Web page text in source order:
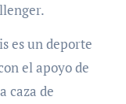
es un deporte
el apoyo de
caza de